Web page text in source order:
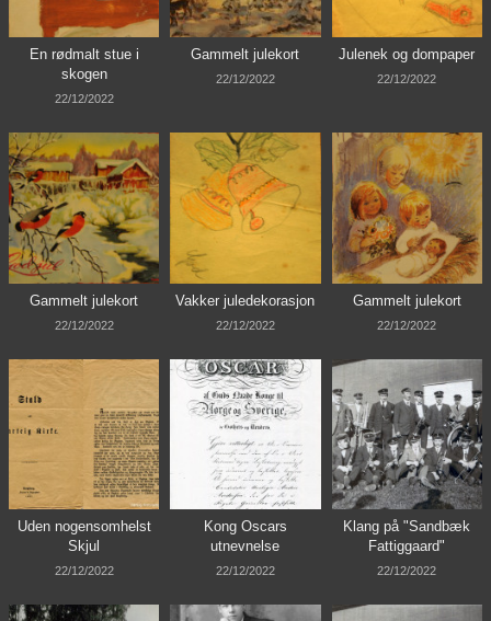
En rødmalt stue i
skogen
22/12/2022
Gammelt julekort
22/12/2022
Julenek og dompaper
22/12/2022
Gammelt julekort
22/12/2022
Vakker juledekorasjon
22/12/2022
Gammelt julekort
22/12/2022
Uden nogensomhelst
Skjul
22/12/2022
Kong Oscars
utnevnelse
22/12/2022
Klang på "Sandbæk
Fattiggaard"
22/12/2022